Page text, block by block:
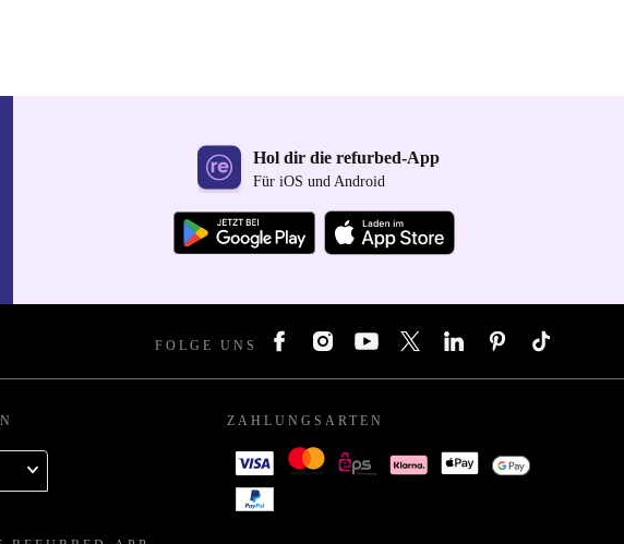
Hol dir die refurbed-App
Für iOS und Android
FOLGE UNS
ZAHLUNGSARTEN